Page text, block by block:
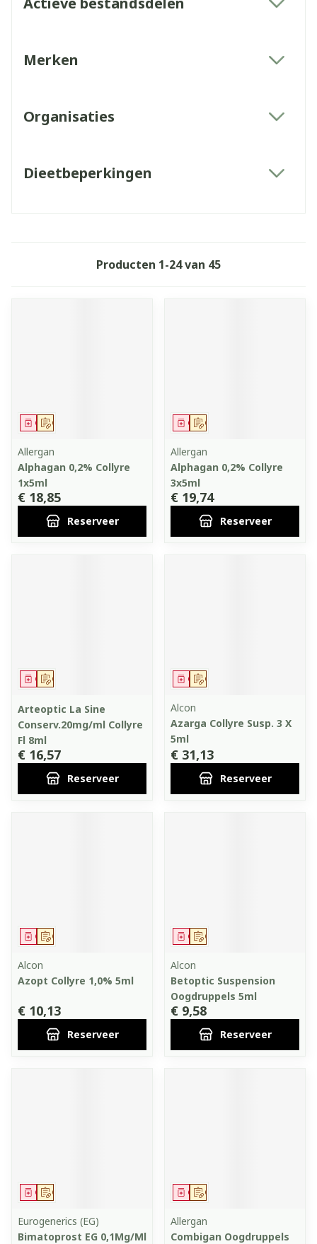
Merken
Organisaties
Dieetbeperkingen
Producten 1-24van 45
Op voorschrift
Geneesmiddel
Allergan
Alphagan 0,2% Collyre
1x5ml
€ 18,85
Reserveer
Op voorschrift
Geneesmiddel
Allergan
Alphagan 0,2% Collyre
3x5ml
€ 19,74
Reserveer
Op voorschrift
Geneesmiddel
Arteoptic La Sine
Conserv.20mg/ml Collyre
Fl 8ml
€ 16,57
Reserveer
Op voorschrift
Geneesmiddel
Alcon
Azarga Collyre Susp. 3 X
5ml
€ 31,13
Reserveer
Op voorschrift
Geneesmiddel
Alcon
Azopt Collyre 1,0% 5ml
€ 10,13
Reserveer
Op voorschrift
Geneesmiddel
Alcon
Betoptic Suspension
Oogdruppels 5ml
€ 9,58
Reserveer
Op voorschrift
Geneesmiddel
Eurogenerics (EG)
Bimatoprost EG 0,1Mg/Ml
Op voorschrift
Geneesmiddel
Allergan
Combigan Oogdruppels